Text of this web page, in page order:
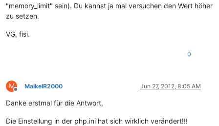
"memory_limit" sein). Du kannst ja mal versuchen den Wert höher
zu setzen.
VG, fisi.
0
M
Offline
MaikelR2000 Jun 27, 2012, 8:05 AM
Danke erstmal für die Antwort,
Die Einstellung in der php.ini hat sich wirklich verändert!!!